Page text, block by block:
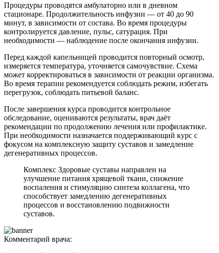
Процедуры проводятся амбулаторно или в дневном
стационаре. Продолжительность инфузии — от 40 до 90
минут, в зависимости от состава. Во время процедуры
контролируется давление, пульс, сатурация. При
необходимости — наблюдение после окончания инфузии.
Перед каждой капельницей проводится повторный осмотр,
измеряется температура, уточняется самочувствие. Схема
может корректироваться в зависимости от реакции организма.
Во время терапии рекомендуется соблюдать режим, избегать
перегрузок, соблюдать питьевой баланс.
После завершения курса проводится контрольное
обследование, оцениваются результаты, врач даёт
рекомендации по продолжению лечения или профилактике.
При необходимости назначается поддерживающий курс с
фокусом на комплексную защиту суставов и замедление
дегенеративных процессов.
Комплекс Здоровые суставы направлен на
улучшение питания хрящевой ткани, снижение
воспаления и стимуляцию синтеза коллагена, что
способствует замедлению дегенеративных
процессов и восстановлению подвижности
суставов.
Комментарий врача: